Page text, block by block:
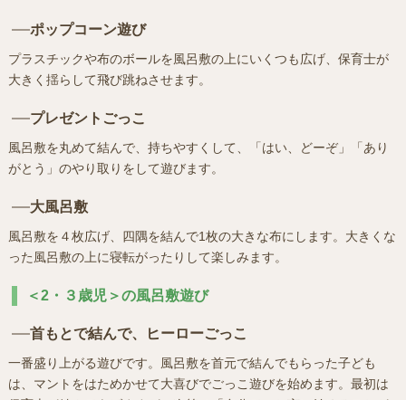
ポップコーン遊び
プラスチックや布のボールを風呂敷の上にいくつも広げ、保育士が
大きく揺らして飛び跳ねさせます。
プレゼントごっこ
風呂敷を丸めて結んで、持ちやすくして、「はい、どーぞ」「あり
がとう」のやり取りをして遊びます。
大風呂敷
風呂敷を４枚広げ、四隅を結んで1枚の大きな布にします。大きくな
った風呂敷の上に寝転がったりして楽しみます。
＜2・３歳児＞の風呂敷遊び
首もとで結んで、ヒーローごっこ
一番盛り上がる遊びです。風呂敷を首元で結んでもらった子ども
は、マントをはためかせて大喜びでごっこ遊びを始めます。最初は